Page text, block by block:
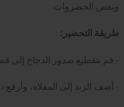
وبعض الخضروات.
طريقة التحضير:
- قم بتقطيع صدور الدجاج إلى
- أضف الزبد إلى المقلاة، وأرفع